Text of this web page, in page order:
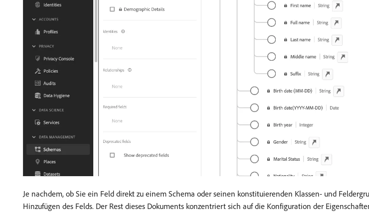
Je nachdem, ob Sie ein Feld direkt zu einem Schema oder seinen konstituierenden Klassen- und
Hinzufügen des Felds. Der Rest dieses Dokuments konzentriert sich auf die Konfiguration der